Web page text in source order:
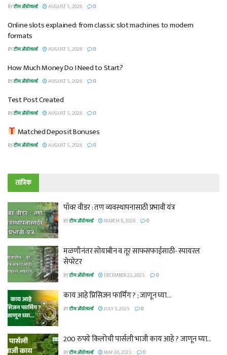
BYटीम ॲग्रोवर्ल्ड AUGUST 5, 2026 0
Online slots explained: from classic slot machines to modern
formats
BYटीम ॲग्रोवर्ल्ड AUGUST 5, 2026 0
How Much Money Do I Need to Start?
BYटीम ॲग्रोवर्ल्ड AUGUST 5, 2026 0
Test Post Created
BYटीम ॲग्रोवर्ल्ड AUGUST 5, 2026 0
Matched Deposit Bonuses
BYटीम ॲग्रोवर्ल्ड AUGUST 5, 2026 0
तांत्रिक
पॉवर वीडर : तण व्यवस्थापनासाठी प्रभावी यंत्र
BYटीम ॲग्रोवर्ल्ड MARCH 6, 2026 0
मळणीनंतर सोयाबीन व तूर साफसफाईसाठी- स्पायरल
सेपरेटर
BYटीम ॲग्रोवर्ल्ड DECEMBER 22, 2025 0
काय आहे प्रिसिजन फार्मिंग ? ; जाणून घ्या…
BYटीम ॲग्रोवर्ल्ड JULY 3, 2025 0
200 रुपये किलोची पार्सली भाजी काय आहे ? जाणून घ्या…
BYटीम ॲग्रोवर्ल्ड MAY 20, 2025 0